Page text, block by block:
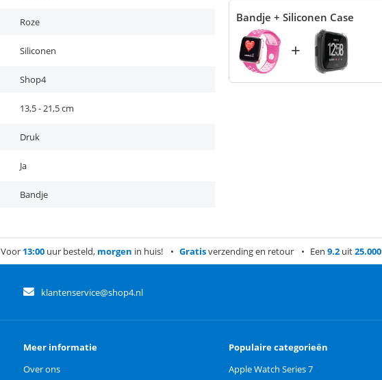
Roze
Siliconen
Shop4
13,5 - 21,5 cm
Druk
Ja
Bandje
Bandje + Siliconen Case
+
Voor 13:00 uur besteld, morgen in huis! Gratisverzending en retour Een 9.2 uit25.000
klantenservice@shop4.nl
Meer informatie
Over ons
Populaire categorieën
Apple Watch Series 7